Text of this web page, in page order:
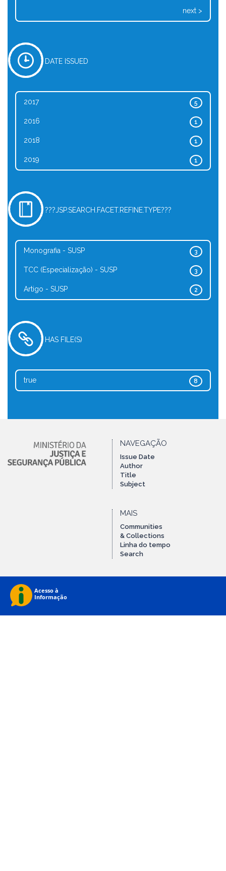
next >
DATE ISSUED
5
2017
1
2016
1
2018
1
2019
???JSP.SEARCH.FACET.REFINE.TYPE???
3
Monografia - SUSP
3
TCC (Especialização) - SUSP
2
Artigo - SUSP
HAS FILE(S)
8
true
NAVEGAÇÃO
Issue Date
Author
Title
Subject
MAIS
Communities
& Collections
Linha do tempo
Search